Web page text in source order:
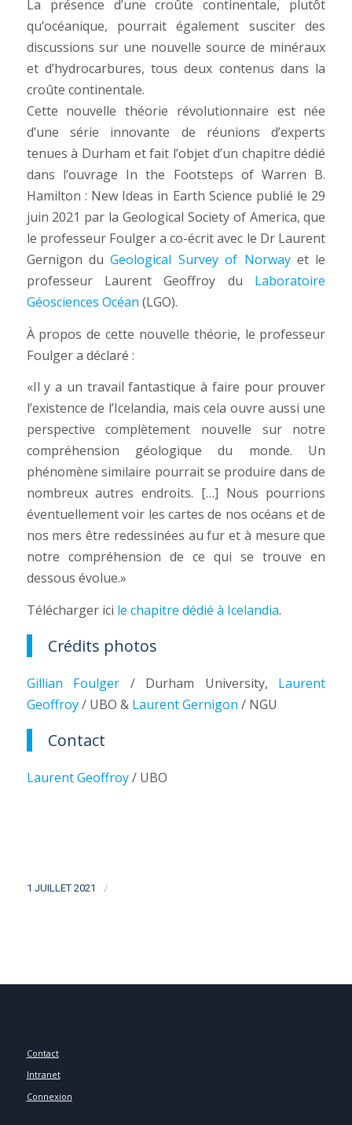
La présence d’une croûte continentale, plutôt
qu’océanique, pourrait également susciter des
discussions sur une nouvelle source de minéraux
et d’hydrocarbures, tous deux contenus dans la
croûte continentale.
Cette nouvelle théorie révolutionnaire est née
d’une série innovante de réunions d’experts
tenues à Durham et fait l’objet d’un chapitre dédié
dans l’ouvrage In the Footsteps of Warren B.
Hamilton : New Ideas in Earth Science publié le 29
juin 2021 par la Geological Society of America, que
le professeur Foulger a co-écrit avec le Dr Laurent
Gernigon duGeological Survey of Norwayet le
professeur Laurent Geoffroy du Laboratoire
Géosciences Océan (LGO).
À propos de cette nouvelle théorie, le professeur
Foulger a déclaré :
«Il y a un travail fantastique à faire pour prouver
l’existence de l’Icelandia, mais cela ouvre aussi une
perspective complètement nouvelle sur notre
compréhension géologique du monde. Un
phénomène similaire pourrait se produire dans de
nombreux autres endroits. […] Nous pourrions
éventuellement voir les cartes de nos océans et de
nos mers être redessinées au fur et à mesure que
notre compréhension de ce qui se trouve en
dessous évolue.»
Télécharger ici le chapitre dédié à Icelandia.
Crédits photos
Gillian Foulger / Durham University, Laurent
Geoffroy/ UBO & Laurent Gernigon / NGU
Contact
Laurent Geoffroy/ UBO
1 JUILLET 2021 /
Contact
Intranet
Connexion